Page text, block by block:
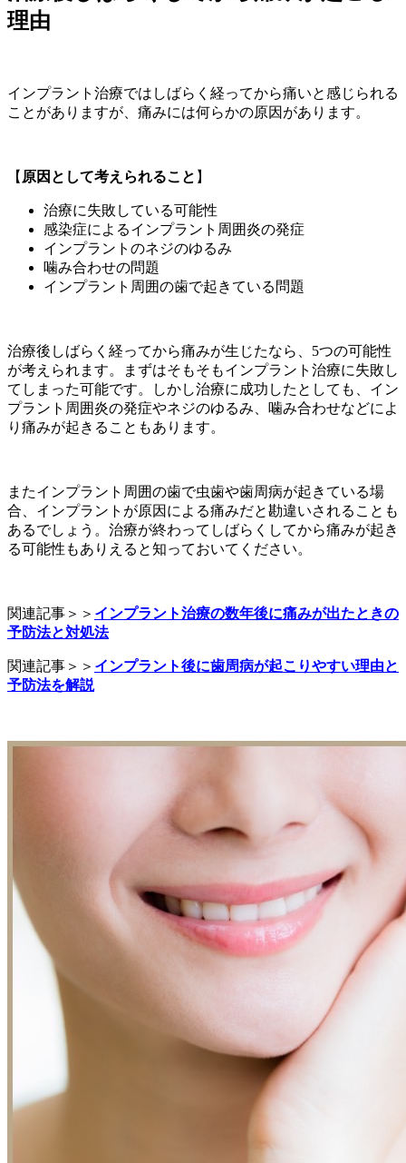
理由
インプラント治療ではしばらく経ってから痛いと感じられる
ことがありますが、痛みには何らかの原因があります。
【 原因として考えられること 】
治療に失敗している可能性
感染症によるインプラント周囲炎の発症
インプラントのネジのゆるみ
噛み合わせの問題
インプラント周囲の歯で起きている問題
治療後しばらく経ってから痛みが生じたなら、5つの可能性
が考えられます。まずはそもそもインプラント治療に失敗し
てしまった可能です。しかし治療に成功したとしても、イン
プラント周囲炎の発症やネジのゆるみ、噛み合わせなどによ
り痛みが起きることもあります。
またインプラント周囲の歯で虫歯や歯周病が起きている場
合、インプラントが原因による痛みだと勘違いされることも
あるでしょう。治療が終わってしばらくしてから痛みが起き
る可能性もありえると知っておいてください。
関連記事＞＞ インプラント治療の数年後に痛みが出たときの
予防法と対処法
関連記事＞＞ インプラント後に歯周病が起こりやすい理由と
予防法を解説